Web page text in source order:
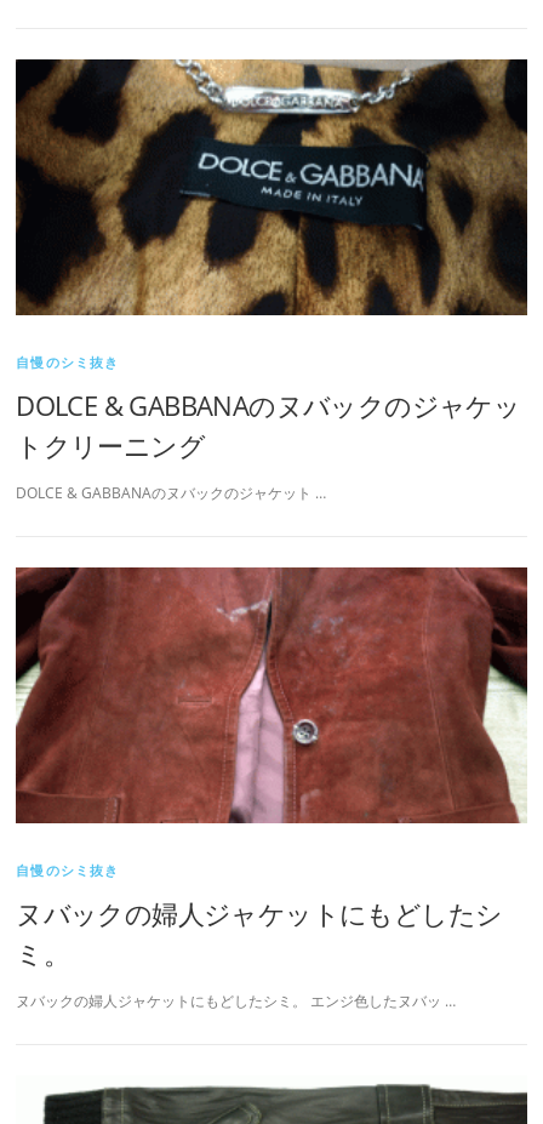
自慢のシミ抜き
DOLCE & GABBANAのヌバックのジャケッ
トクリーニング
DOLCE & GABBANAのヌバックのジャケット …
自慢のシミ抜き
ヌバックの婦人ジャケットにもどしたシ
ミ。
ヌバックの婦人ジャケットにもどしたシミ。 エンジ色したヌバッ …